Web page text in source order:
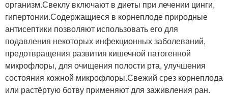
организм.Свеклу включают в диеты при лечении цинги,
гипертонии.Содержащиеся в корнеплоде природные
антисептики позволяют использовать его для
подавления некоторых инфекционных заболеваний,
предотвращения развития кишечной патогенной
микрофлоры, для очищения полости рта, улучшения
состояния кожной микрофлоры.Свежий срез корнеплода
или растёртую ботву применяют для заживления ран.